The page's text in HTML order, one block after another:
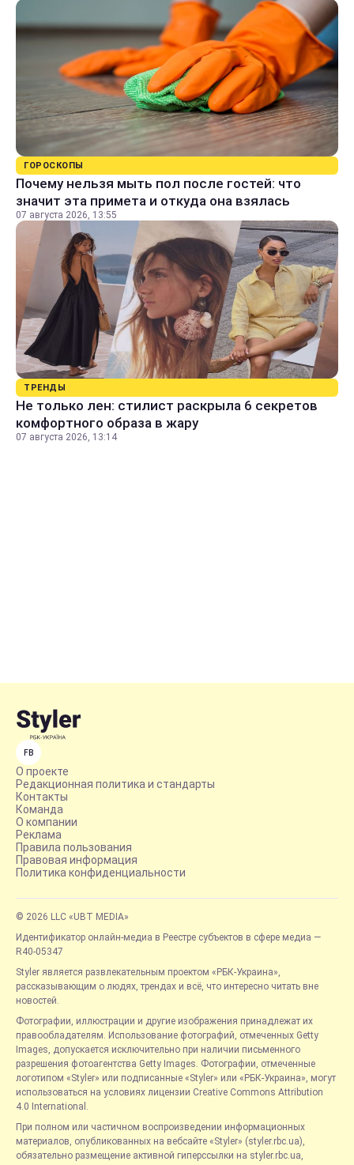
ГОРОСКОПЫ
Почему нельзя мыть пол после гостей: что
значит эта примета и откуда она взялась
07 августа 2026, 13:55
ТРЕНДЫ
Не только лен: стилист раскрыла 6 секретов
комфортного образа в жару
07 августа 2026, 13:14
FB
О проекте
Редакционная политика и стандарты
Контакты
Команда
О компании
Реклама
Правила пользования
Правовая информация
Политика конфиденциальности
© 2026 LLC «UBT MEDIA»
Идентификатор онлайн-медиа в Реестре субъектов в сфере медиа —
R40-05347
Styler является развлекательным проектом «РБК-Украина»,
рассказывающим о людях, трендах и всё, что интересно читать вне
новостей.
Фотографии, иллюстрации и другие изображения принадлежат их
правообладателям. Использование фотографий, отмеченных Getty
Images, допускается исключительно при наличии письменного
разрешения фотоагентства Getty Images. Фотографии, отмеченные
логотипом «Styler» или подписанные «Styler» или «РБК-Украина», могут
использоваться на условиях лицензии Creative Commons Attribution
4.0 International.
При полном или частичном воспроизведении информационных
материалов, опубликованных на вебсайте «Styler» (styler.rbc.ua),
обязательно размещение активной гиперссылки на styler.rbc.ua,